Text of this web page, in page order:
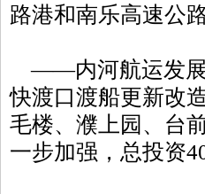
路港和南乐高速公
——内河航运发展
快渡口渡船更新改
毛楼、濮上园、台
一步加强，总投资